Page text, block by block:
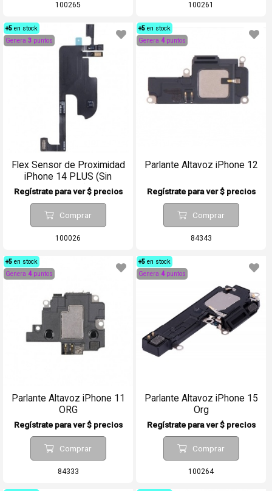
100265 100261
+5 en stock
Genera 3 puntos
Flex Sensor de Proximidad
iPhone 14 PLUS (Sin
Auricular)
Regístrate para ver $ precios
Comprar
100026
+5 en stock
Genera 4puntos
Parlante Altavoz iPhone 12
Regístrate para ver $ precios
Comprar
84343
+5 en stock
Genera 4puntos
Parlante Altavoz iPhone 11
ORG
Regístrate para ver $ precios
Comprar
84333
+5 en stock
Genera 4puntos
Parlante Altavoz iPhone 15
Org
Regístrate para ver $ precios
Comprar
100264